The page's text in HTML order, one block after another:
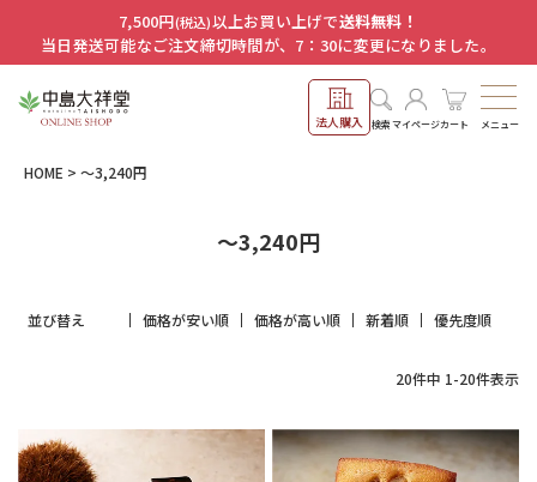
7,500円(税込)以上お買い上げで送料無料！
当日発送可能なご注文締切時間が、7：30に変更になりました。
法人購入 検索マイページカート メニュー
HOME ～3,240円
～3,240円
並び替え 価格が安い順 価格が高い順 新着順 優先度順
20件中 1-20件表示